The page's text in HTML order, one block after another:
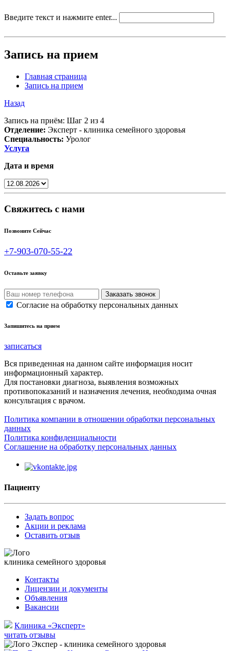
Введите текст и нажмите enter...
Запись на прием
Главная страница
Запись на прием
Назад
Запись на приём: Шаг 2 из 4
Отделение: Эксперт - клиника семейного здоровья
Специальность: Уролог
Услуга
Дата и время
Свяжитесь с нами
Позвоните Сейчас
+7-903-070-55-22
Оставьте заявку
Согласие на обработку персональных данных
Запишитесь на прием
записаться
Вся приведенная на данном сайте информация носит
информационный характер.
Для постановки диагноза, выявления возможных
противопоказаний и назначения лечения, необходима очная
консультация с врачом.
Политика компании в отношении обработки персональных
данных
Политика конфиденциальности
Соглашение на обработку персональных данных
Пациенту
Задать вопрос
Акции и реклама
Оставить отзыв
клиника семейного здоровья
Контакты
Лицензии и документы
Объявления
Вакансии
Клиника «Эксперт»
читать отзывы